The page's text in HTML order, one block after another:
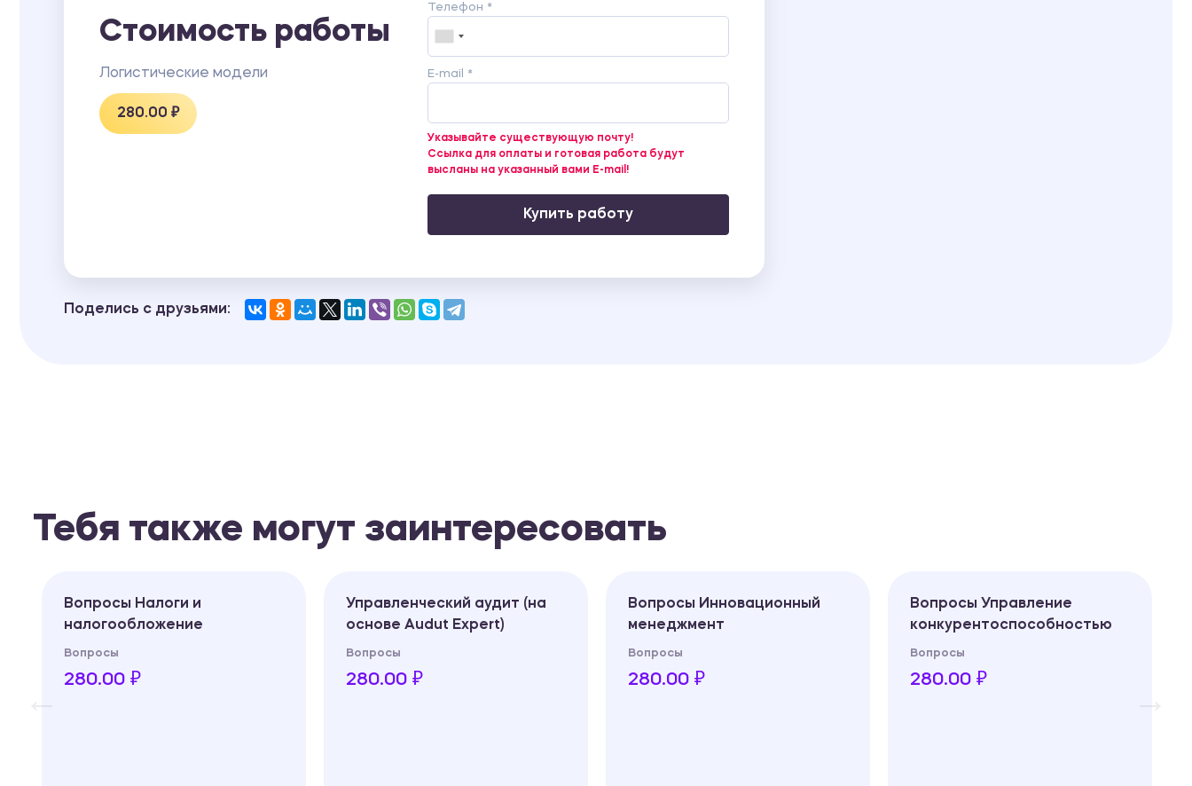
Стоимость работы
Логистические модели
280.00 ₽
Телефон *
E-mail *
Указывайте существующую почту!
Ссылка для оплаты и готовая работа будут
высланы на указанный вами E-mail!
Купить работу
Поделись с друзьями:
Тебя также могут заинтересовать
Вопросы Налоги и
налогообложение
Вопросы
280.00 ₽
Управленческий аудит (на
основе Audut Expert)
Вопросы
280.00 ₽
Вопросы Инновационный
менеджмент
Вопросы
280.00 ₽
Вопросы Управление
конкурентоспособностью
Вопросы
280.00 ₽